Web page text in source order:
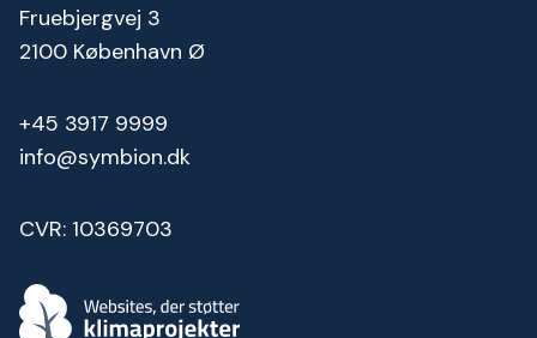
Fruebjergvej 3
2100 København Ø
+45 3917 9999
info@symbion.dk
CVR: 10369703